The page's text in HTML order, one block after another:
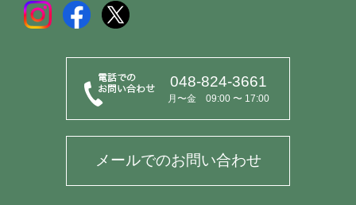
048-824-3661
月〜金 09:00 〜 17:00
メールでのお問い合わせ